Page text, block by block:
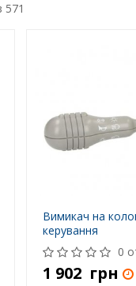
571
Вимикач на
керування
0
1 902 грн